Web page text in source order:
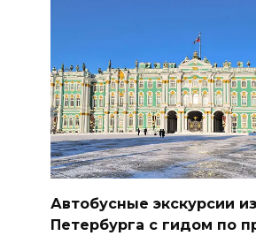
Автобусные экскурсии из
Петербурга с гидом по